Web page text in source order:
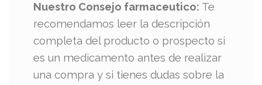
Nuestro Consejo farmaceutico: Te
recomendamos leer la descripción
completa del producto o prospecto si
es un medicamento antes de realizar
una compra y si tienes dudas sobre la